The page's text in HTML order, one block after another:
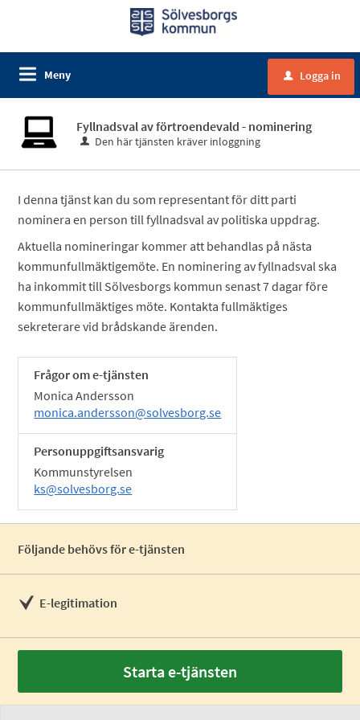
Meny u Logga in
Fyllnadsval av förtroendevald - nominering
Den här tjänsten kräver inloggning
I denna tjänst kan du som representant för ditt parti
nominera en person till fyllnadsval av politiska uppdrag.
Aktuella nomineringar kommer att behandlas på nästa
kommunfullmäktigemöte. En nominering av fyllnadsval ska
ha inkommit till Sölvesborgs kommun senast 7 dagar före
kommunfullmäktiges möte. Kontakta fullmäktiges
sekreterare vid brådskande ärenden.
Frågor om e-tjänsten
Monica Andersson
monica.andersson@solvesborg.se
Personuppgiftsansvarig
Kommunstyrelsen
ks@solvesborg.se
Följande behövs för e-tjänsten
E-legitimation
Starta e-tjänsten